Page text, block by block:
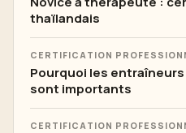
thaïlandais
CERTIFICATION
Pourquoi les
sont importants
CERTIFICATION